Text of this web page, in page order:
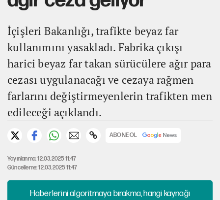
İçişleri Bakanlığı, trafikte beyaz far
kullanımını yasakladı. Fabrika çıkışı
harici beyaz far takan sürücülere ağır para
cezası uygulanacağı ve cezaya rağmen
farlarını değiştirmeyenlerin trafikten men
edileceği açıklandı.
ABONE OL
Yayınlanma: 12.03.2025 11:47
Güncelleme: 12.03.2025 11:47
Haberlerini algoritmaya bırakma, hangi kaynağı